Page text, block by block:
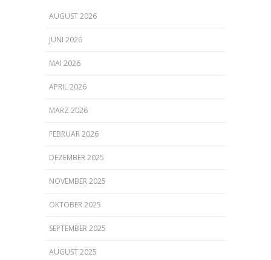
AUGUST 2026
JUNI 2026
MAI 2026
APRIL 2026
MÄRZ 2026
FEBRUAR 2026
DEZEMBER 2025
NOVEMBER 2025
OKTOBER 2025
SEPTEMBER 2025
AUGUST 2025